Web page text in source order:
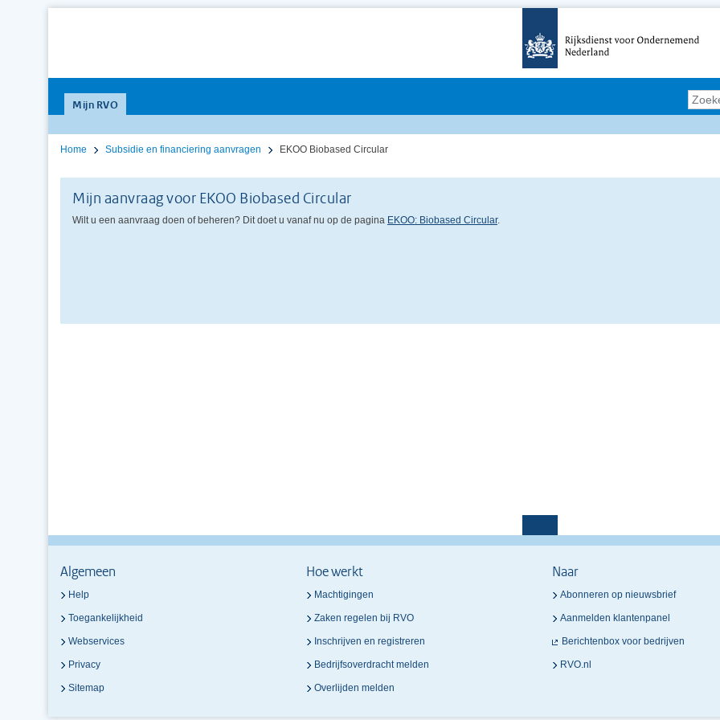
Mijn RVO
Home Subsidie en financiering aanvragen EKOO Biobased Circular
Mijn aanvraag voor EKOO Biobased Circular
Wilt u een aanvraag doen of beheren? Dit doet u vanaf nu op de pagina EKOO: Biobased Circular.
Algemeen
Help
Toegankelijkheid
Webservices
Privacy
Sitemap
Hoe werkt
Machtigingen
Zaken regelen bij RVO
Inschrijven en registreren
Bedrijfsoverdracht melden
Overlijden melden
Naar
Abonneren op nieuwsbrief
Aanmelden klantenpanel
Berichtenbox voor bedrijven
RVO.nl